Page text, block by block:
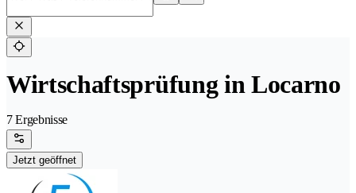
Wirtschaftsprüfung in Locarno
7 Ergebnisse
Jetzt geöffnet